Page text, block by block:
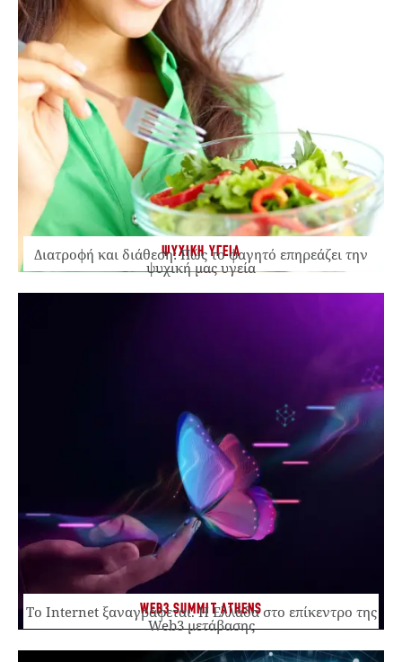
ΨΥΧΙΚΗ ΥΓΕΙΑ
Διατροφή και διάθεση: Πώς το φαγητό επηρεάζει την
ψυχική μας υγεία
WEB3 SUMMIT ATHENS
Το Internet ξαναγράφεται. Η Ελλάδα στο επίκεντρο της
Web3 μετάβασης